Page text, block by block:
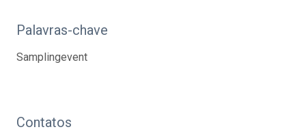
Palavras-chave
Samplingevent
Contatos